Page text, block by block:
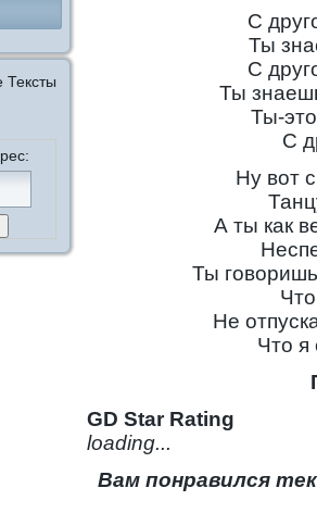
С
Ты
С
Ты
Ты-
С
Ну вот
А ты как
Ты
Не
Что я
GD Star Rating
loading...
Вам понравился